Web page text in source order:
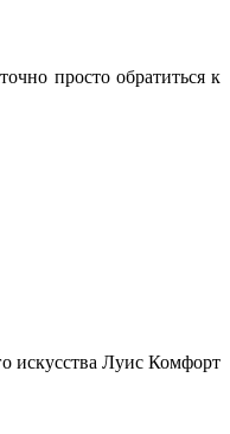
просто обратиться к
искусства Луис Комфорт